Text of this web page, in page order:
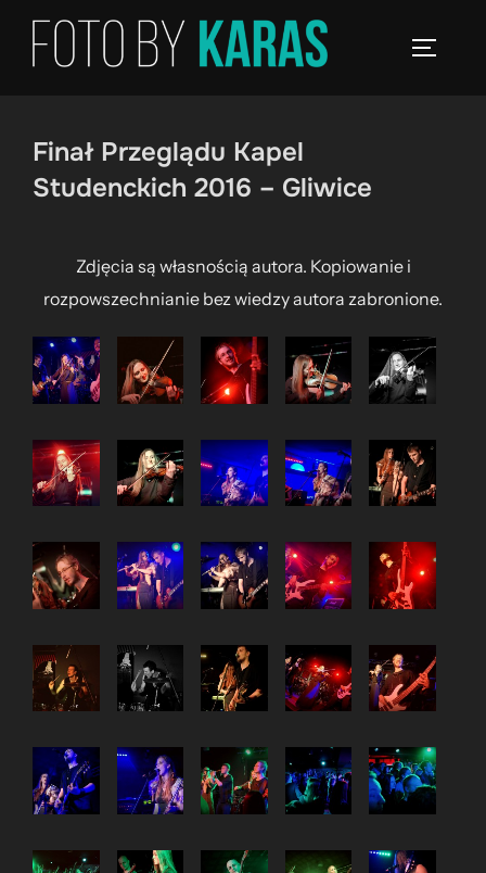
Skip
Finał Przeglądu Kapel
Studenckich 2016 – Gliwice
Zdjęcia są własnością autora. Kopiowanie i
rozpowszechnianie bez wiedzy autora zabronione.